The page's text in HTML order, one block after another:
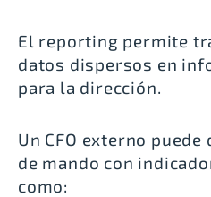
El reporting permite
datos dispersos en
para la dirección.
Un CFO externo
de mando con
como: